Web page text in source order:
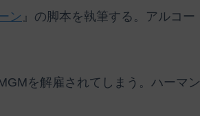
ン 』の脚本を執筆する。アルコー
を解雇されてしまう。ハーマン